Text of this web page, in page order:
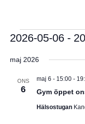
2026-05-06 -
ä
maj 2026
ONS
6 Gym öppet
maj 6 - 15:00-
Hälsostugan